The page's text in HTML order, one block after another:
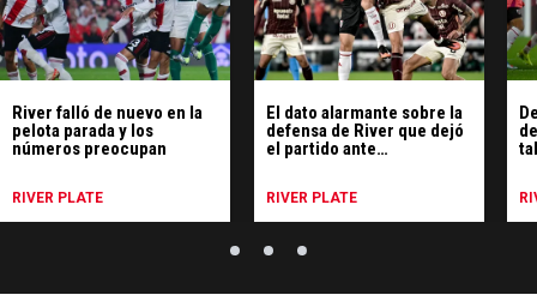
River falló de nuevo en la
pelota parada y los
números preocupan
RIVER PLATE
El dato alarmante sobre la
defensa de River que dejó
el partido ante
RIVER PLATE